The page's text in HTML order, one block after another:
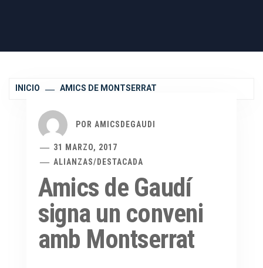
INICIO AMICS DE MONTSERRAT
POR AMICSDEGAUDI
31 MARZO, 2017
ALIANZAS/ DESTACADA
Amics de Gaudí
signa un conveni
amb Montserrat